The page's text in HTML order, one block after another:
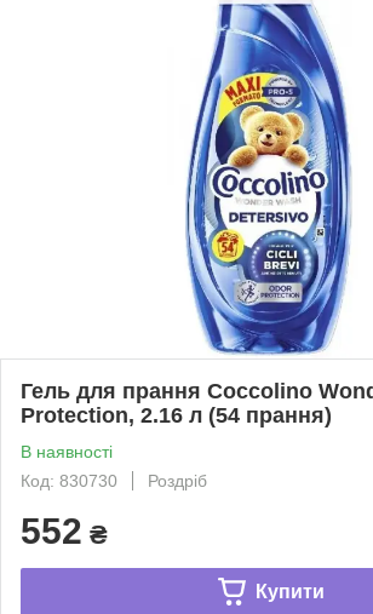
Гель для прання Coccolino
Protection, 2.16 л (54 прання)
В наявності
Код: 830730
Роздріб
552 ₴
Купити